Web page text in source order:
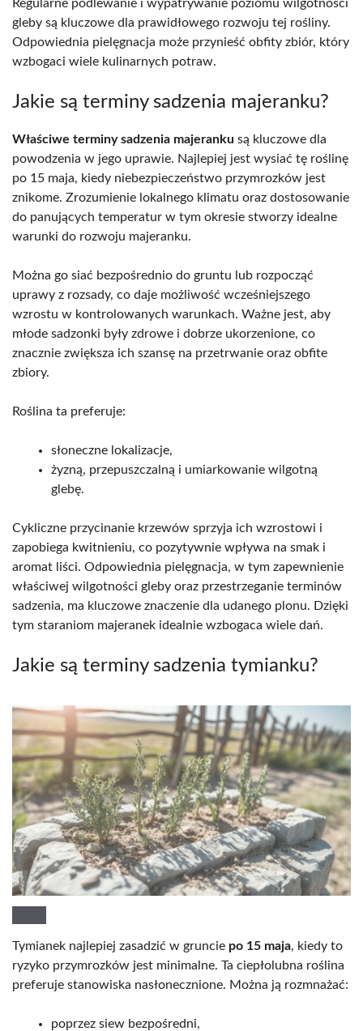
Regularne podlewanie i wypatrywanie poziomu wilgotności
gleby są kluczowe dla prawidłowego rozwoju tej rośliny.
Odpowiednia pielęgnacja może przynieść obfity zbiór, który
wzbogaci wiele kulinarnych potraw.
Jakie są terminy sadzenia majeranku?
Właściwe terminy sadzenia majeranku są kluczowe dla
powodzenia w jego uprawie. Najlepiej jest wysiać tę roślinę
po 15 maja, kiedy niebezpieczeństwo przymrozków jest
znikome. Zrozumienie lokalnego klimatu oraz dostosowanie
do panujących temperatur w tym okresie stworzy idealne
warunki do rozwoju majeranku.
Można go siać bezpośrednio do gruntu lub rozpocząć
uprawy z rozsady, co daje możliwość wcześniejszego
wzrostu w kontrolowanych warunkach. Ważne jest, aby
młode sadzonki były zdrowe i dobrze ukorzenione, co
znacznie zwiększa ich szansę na przetrwanie oraz obfite
zbiory.
Roślina ta preferuje:
słoneczne lokalizacje,
żyzną, przepuszczalną i umiarkowanie wilgotną
glebę.
Cykliczne przycinanie krzewów sprzyja ich wzrostowi i
zapobiega kwitnieniu, co pozytywnie wpływa na smak i
aromat liści. Odpowiednia pielęgnacja, w tym zapewnienie
właściwej wilgotności gleby oraz przestrzeganie terminów
sadzenia, ma kluczowe znaczenie dla udanego plonu. Dzięki
tym staraniom majeranek idealnie wzbogaca wiele dań.
Jakie są terminy sadzenia tymianku?
Tymianek najlepiej zasadzić w gruncie po 15 maja, kiedy to
ryzyko przymrozków jest minimalne. Ta ciepłolubna roślina
preferuje stanowiska nasłonecznione. Można ją rozmnażać:
poprzez siew bezpośredni,